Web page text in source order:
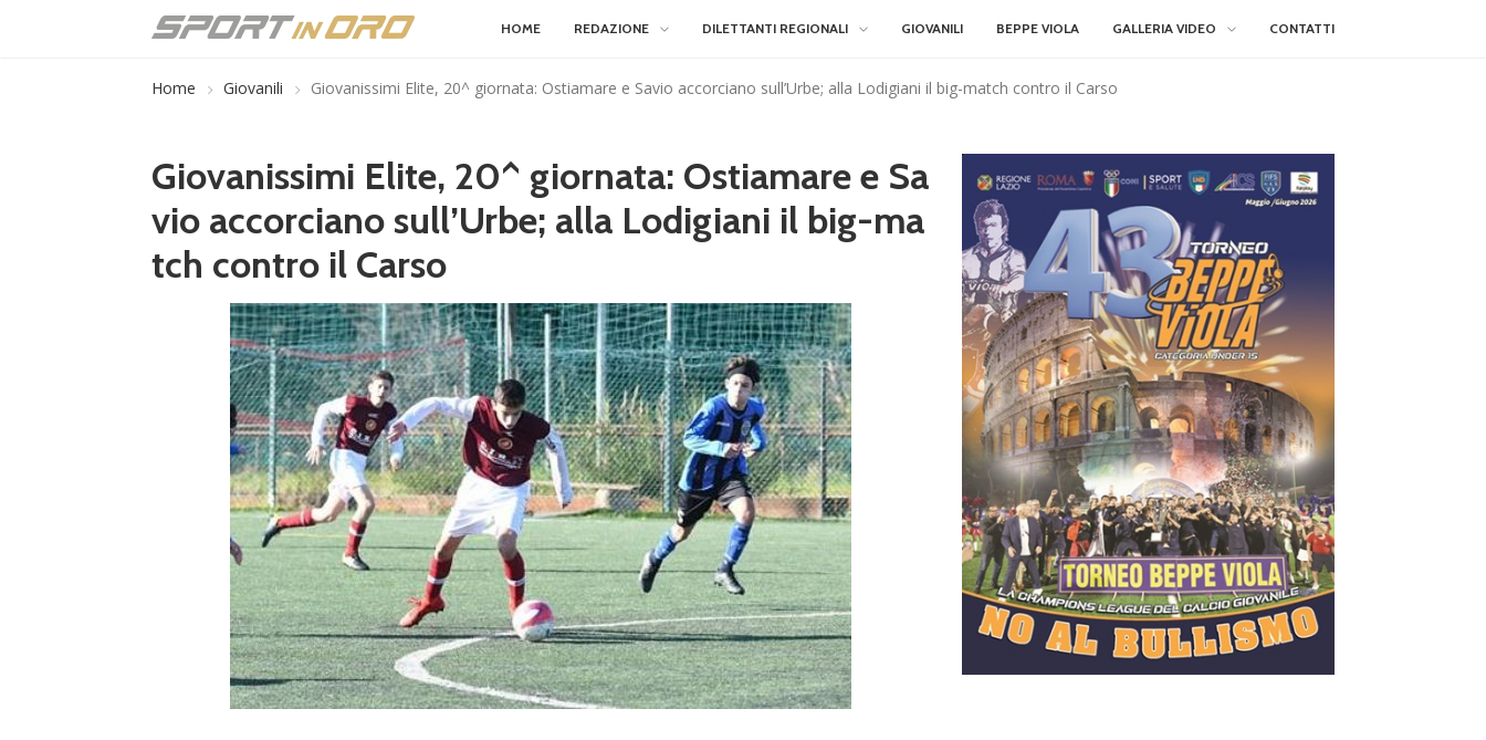
HOME REDAZIONE DILETTANTI REGIONALI GIOVANILI BEPPE VIOLA GALLERIA VIDEO CONTATTI
Home Giovanili Giovanissimi Elite, 20^ giornata: Ostiamare e Savio accorciano sull’Urbe; alla Lodigiani il big-match contro il Carso
Giovanissimi Elite, 20^ giornata: Ostiamare e Sa
vio accorciano sull’Urbe; alla Lodigiani il big-ma
tch contro il Carso